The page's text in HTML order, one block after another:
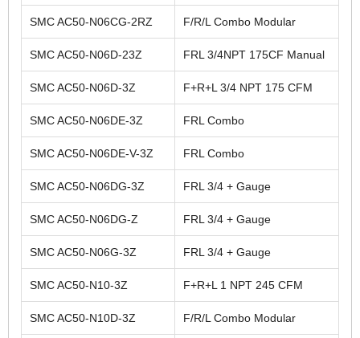
SMC AC50-N06CG-2RZ F/R/L Combo Modular
SMC AC50-N06D-23Z FRL 3/4NPT 175CF Manual
SMC AC50-N06D-3Z F+R+L 3/4 NPT 175 CFM
SMC AC50-N06DE-3Z FRL Combo
SMC AC50-N06DE-V-3Z FRL Combo
SMC AC50-N06DG-3Z FRL 3/4 + Gauge
SMC AC50-N06DG-Z FRL 3/4 + Gauge
SMC AC50-N06G-3Z FRL 3/4 + Gauge
SMC AC50-N10-3Z F+R+L 1 NPT 245 CFM
SMC AC50-N10D-3Z F/R/L Combo Modular